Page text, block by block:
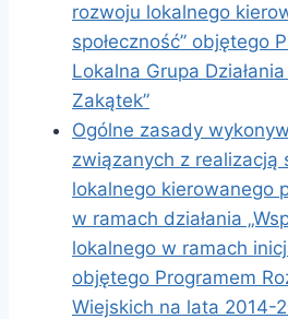
rozwoju lokalnego
społeczność” objętego
Lokalna Grupa Działania
Zakątek”
Ogólne zasady
związanych z realizacją
lokalnego kierowanego
w ramach działania
lokalnego w ramach
objętego Programem
Wiejskich na lata 2014-